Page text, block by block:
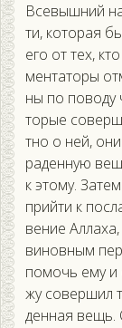
Все­выш­ний
ти, ко­торая
его от тех,
мента­торы
ны по по­воду
торые
тно о ней,
ра­ден­ную
к это­му.
прий­ти к
вение
винов­ным
по­мочь ему и
жу со­вер­шил
ден­ная вещь.